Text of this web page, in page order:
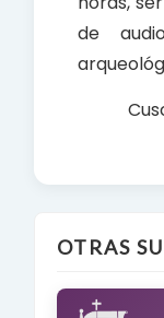
de
OTRAS